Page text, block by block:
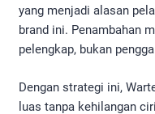
yang menjadi alasan
brand ini. Penambahan
pelengkap, bukan
Dengan strategi ini,
luas tanpa kehilangan